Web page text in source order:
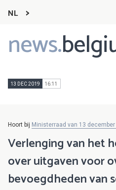
NL
news.
Main
navigation
13 DEC 2019 16:11
Hoort bij Ministerraad van 13 december
Verlenging van het
over uitgaven voor
bevoegdheden van